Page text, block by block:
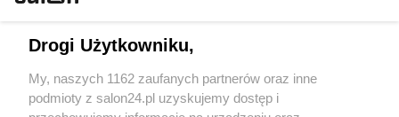
Sport
Społeczeństwo
Drogi Użytkowniku,
My, naszych 1162 zaufanych partnerów oraz inne
podmioty z salon24.pl uzyskujemy dostęp i